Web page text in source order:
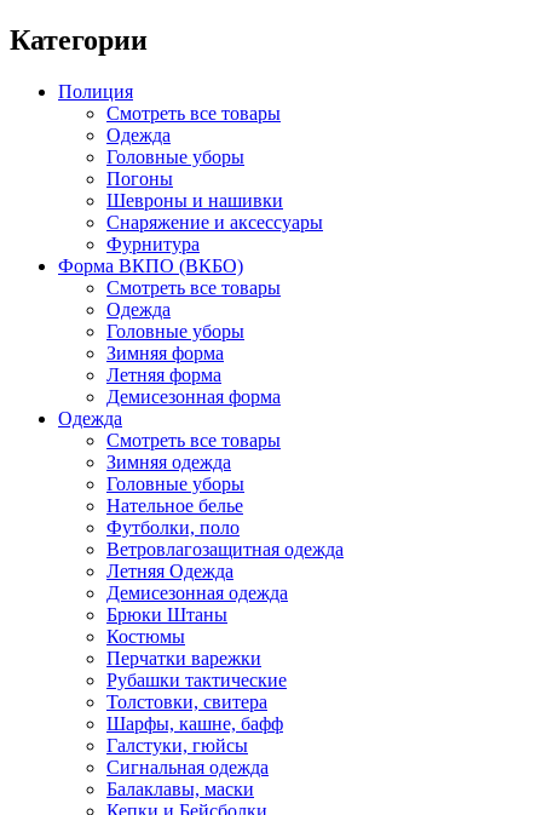
Категории
Полиция
Смотреть все товары
Одежда
Головные уборы
Погоны
Шевроны и нашивки
Снаряжение и аксессуары
Фурнитура
Форма ВКПО (ВКБО)
Смотреть все товары
Одежда
Головные уборы
Зимняя форма
Летняя форма
Демисезонная форма
Одежда
Смотреть все товары
Зимняя одежда
Головные уборы
Нательное белье
Футболки, поло
Ветровлагозащитная одежда
Летняя Одежда
Демисезонная одежда
Брюки Штаны
Костюмы
Перчатки варежки
Рубашки тактические
Толстовки, свитера
Шарфы, кашне, бафф
Галстуки, гюйсы
Сигнальная одежда
Балаклавы, маски
Кепки и Бейсболки